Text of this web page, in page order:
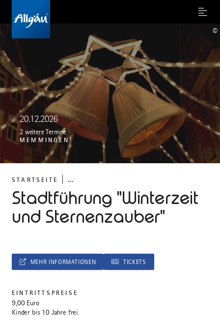
Menu
STARTSEITE ...
Stadtführung "Winterzeit
und Sternenzauber"
20.12.2026
2 weitere Termine
MEMMINGEN
©
MEHR INFORMATIONEN TICKETS
EINTRITTSPREISE
9,00 Euro
Kinder bis 10 Jahre frei